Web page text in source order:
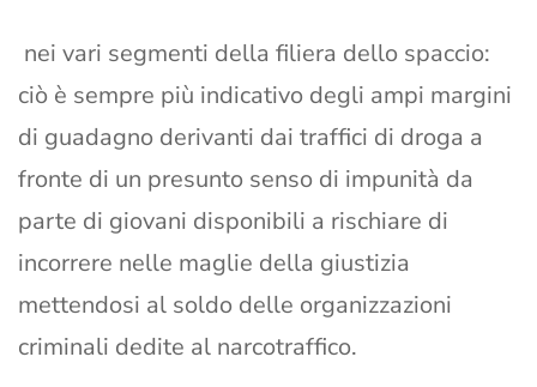
nei vari segmenti della filiera dello spaccio:
ciò è sempre più indicativo degli ampi margini
di guadagno derivanti dai traffici di droga a
fronte di un presunto senso di impunità da
parte di giovani disponibili a rischiare di
incorrere nelle maglie della giustizia
mettendosi al soldo delle organizzazioni
criminali dedite al narcotraffico.